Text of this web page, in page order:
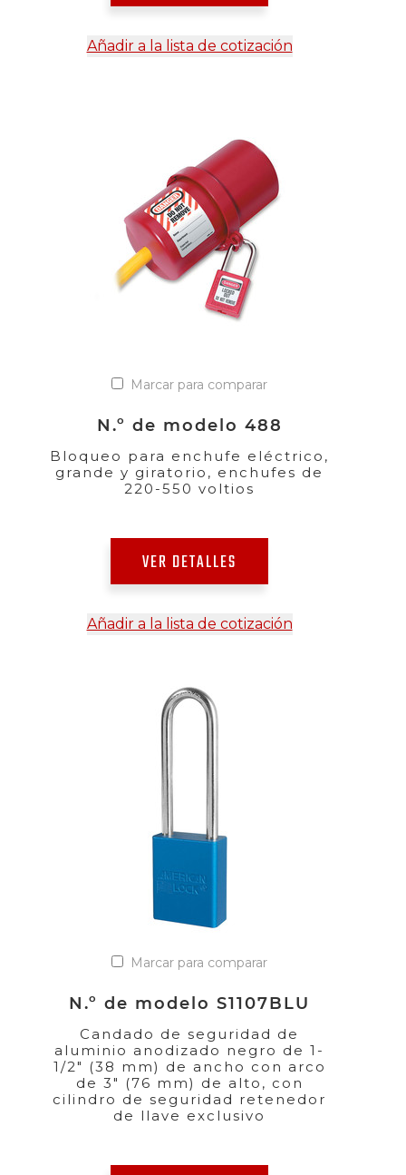
Añadir a la lista de cotización
Marcar para comparar
N.º de modelo 488
Bloqueo para enchufe eléctrico,
grande y giratorio, enchufes de
220-550 voltios
VER DETALLES
Añadir a la lista de cotización
Marcar para comparar
N.º de modelo S1107BLU
Candado de seguridad de
aluminio anodizado negro de 1-
1/2" (38 mm) de ancho con arco
de 3" (76 mm) de alto, con
cilindro de seguridad retenedor
de llave exclusivo